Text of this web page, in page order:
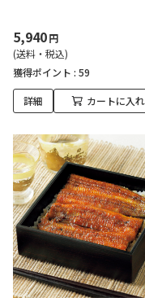
5,940円
(送料・税込)
獲得ポイント : 59
詳細 カートに入